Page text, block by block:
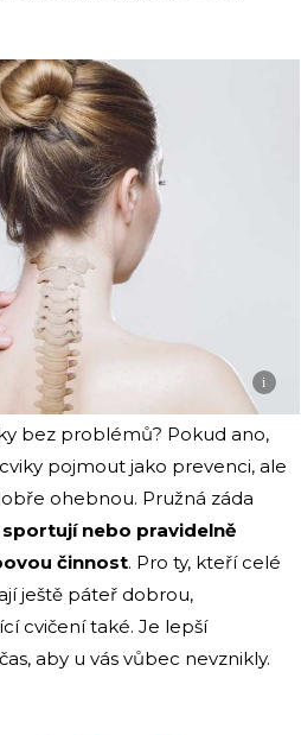
i
bez problémů? Pokud ano,
pojmout jako prevenci, ale
ohebnou. Pružná záda
nebo pravidelně
činnost. Pro ty, kteří celé
ještě páteř dobrou,
cvičení také. Je lepší
aby u vás vůbec nevznikly.